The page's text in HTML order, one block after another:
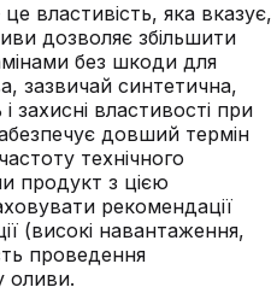
властивість, яка вказує,
дозволяє збільшити
без шкоди для
зазвичай синтетична,
і захисні властивості при
довший термін
технічного
продукт з цією
рекомендації
(високі навантаження,
проведення
оливи.